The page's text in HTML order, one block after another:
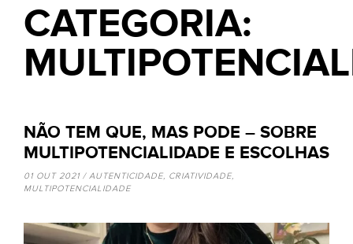
CATEGORIA:
NÃO TEM QUE, MAS PODE – SOBRE
MULTIPOTENCIALIDADE E ESCOLHAS
01 OUT 2021 / AUTENTICIDADE, CRIATIVIDADE,
MULTIPOTENCIALIDADE